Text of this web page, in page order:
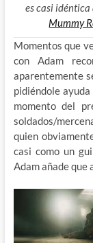
es casi
Mummy
Momentos que
con Adam
aparentemente
pidiéndole
momento del
soldados/
quien
casi como un
Adam añade que